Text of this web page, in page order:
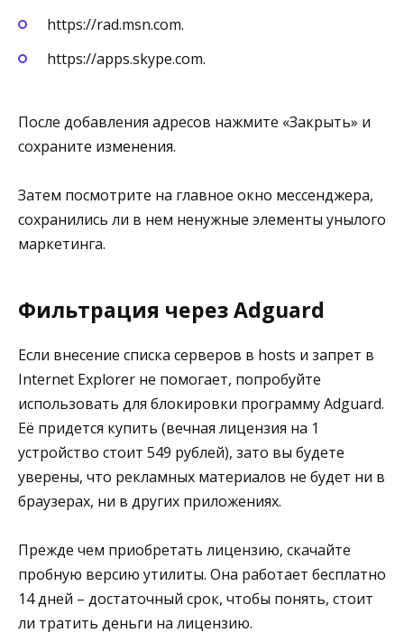
https://rad.msn.com.
https://apps.skype.com.
После добавления адресов нажмите «Закрыть» и
сохраните изменения.
Затем посмотрите на главное окно мессенджера,
сохранились ли в нем ненужные элементы унылого
маркетинга.
Фильтрация через Adguard
Если внесение списка серверов в hosts и запрет в
Internet Explorer не помогает, попробуйте
использовать для блокировки программу Adguard.
Её придется купить (вечная лицензия на 1
устройство стоит 549 рублей), зато вы будете
уверены, что рекламных материалов не будет ни в
браузерах, ни в других приложениях.
Прежде чем приобретать лицензию, скачайте
пробную версию утилиты. Она работает бесплатно
14 дней – достаточный срок, чтобы понять, стоит
ли тратить деньги на лицензию.